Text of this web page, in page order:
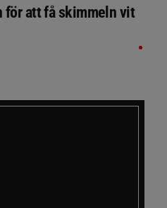
för att få skimmeln vit